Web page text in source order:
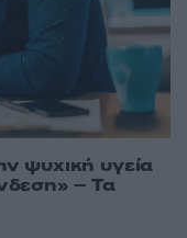
ψυχική υγεία
– Τα